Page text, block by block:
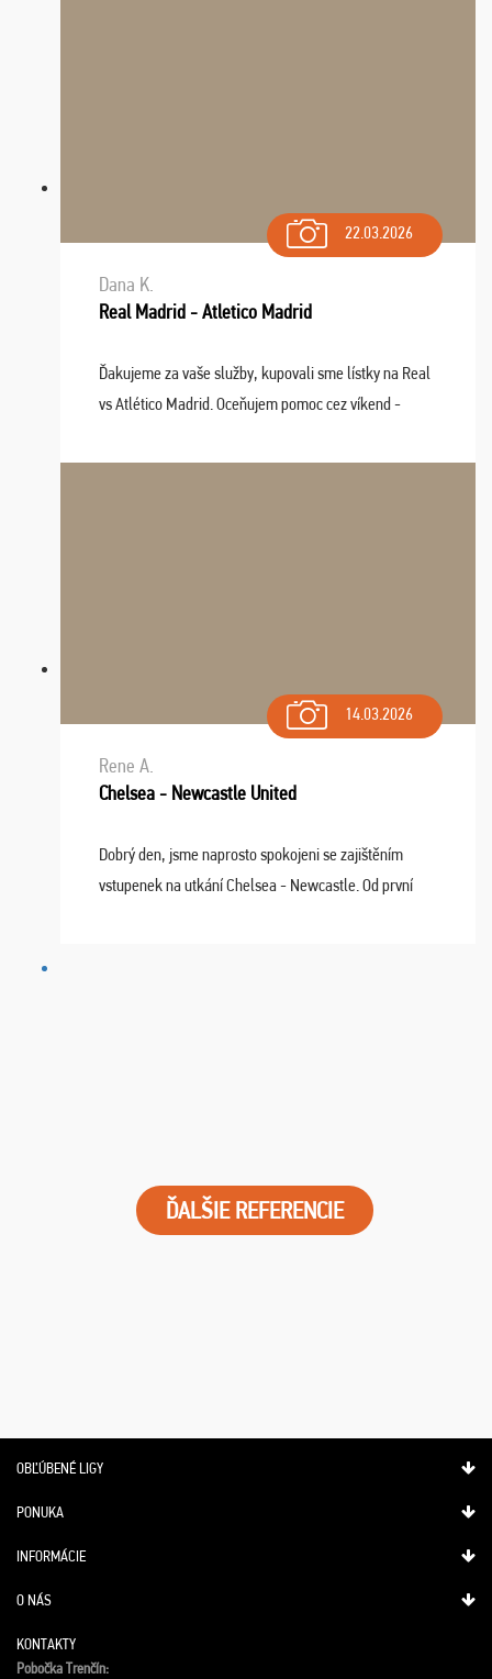
22.03.2026
Dana K.
Real Madrid - Atletico Madrid
Ďakujeme za vaše služby, kupovali sme lístky na Real
vs Atlético Madrid. Oceňujem pomoc cez víkend -
spokojnosti. Sedenie bolo dobré, štadión Barnabéu ...
14.03.2026
Rene A.
Chelsea - Newcastle United
Dobrý den, jsme naprosto spokojeni se zajištěním
vstupenek na utkání Chelsea - Newcastle. Od první
ĎALŠIE REFERENCIE
OBĽÚBENÉ LIGY
PONUKA
INFORMÁCIE
O NÁS
KONTAKTY
Pobočka Trenčín: